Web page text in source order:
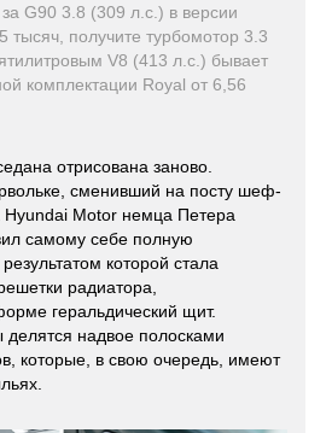
G90 3.8 (309 л.с.) в версии
тысяч, получите турбомотор 3.3
V8 (413 л.с.) бывает
комплектации Royal от 6,56
отрисована заново.
сменивший на посту шеф-
Hyundai Motor немца Петера
самому себе полную
которой стала
радиатора,
геральдический щит.
надвое полосками
которые, в свою очередь, имеют